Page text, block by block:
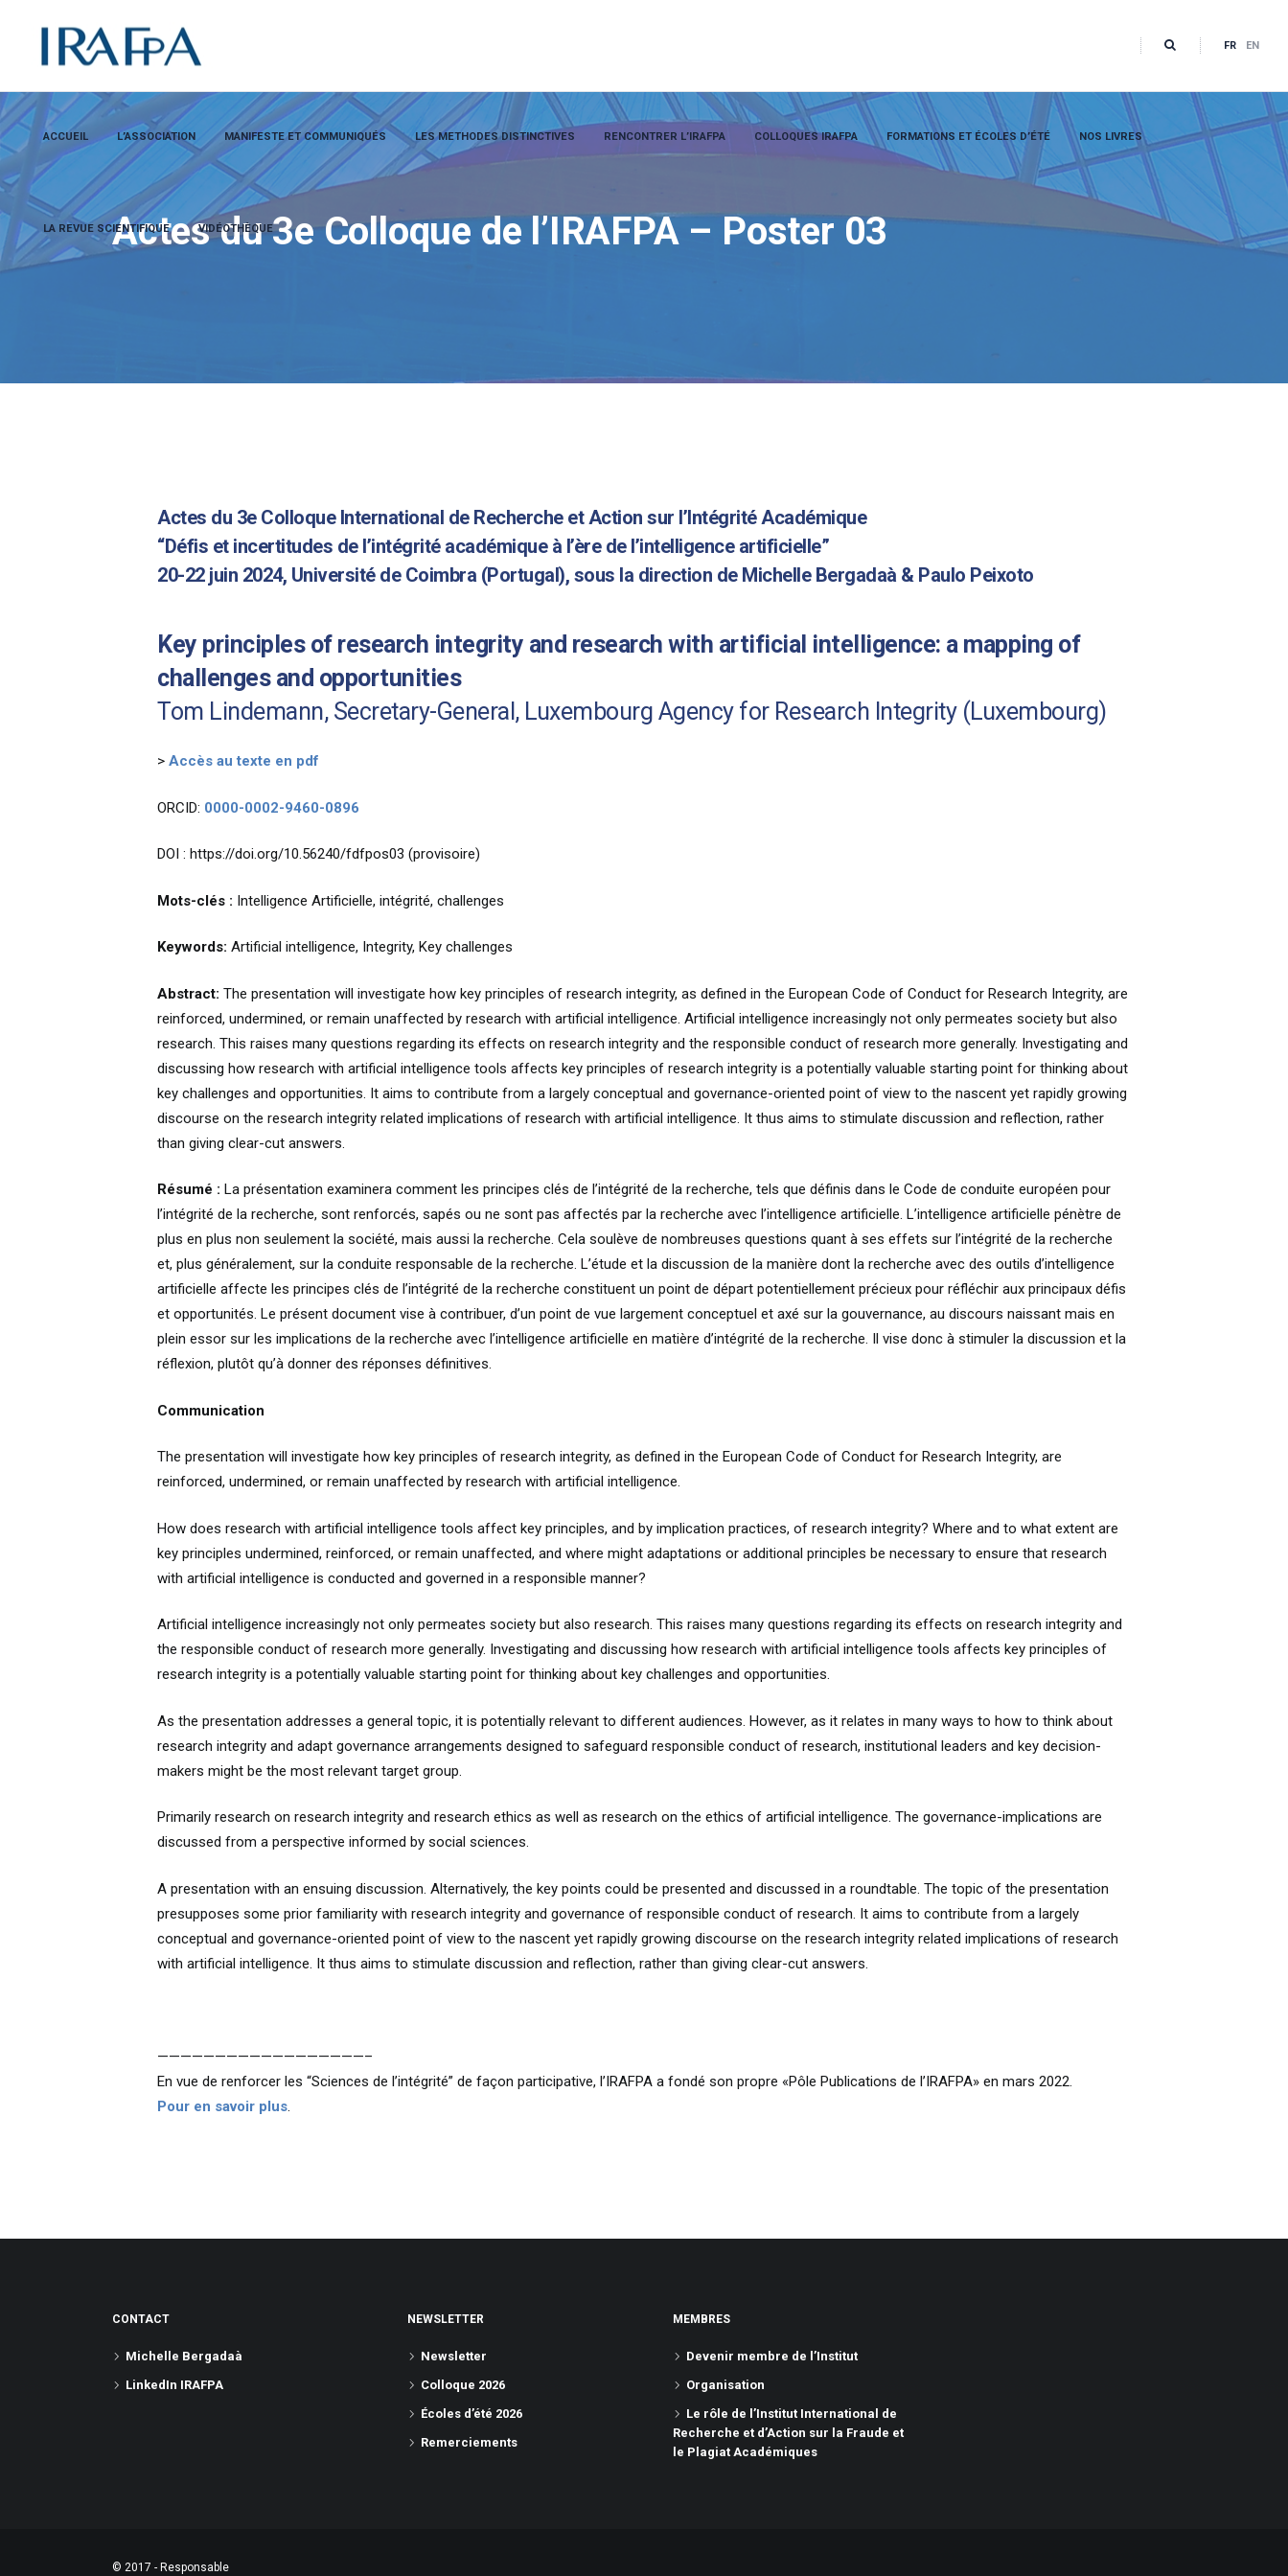
FR EN
ACCUEIL L’ASSOCIATION MANIFESTE ET COMMUNIQUÉS LES METHODES DISTINCTIVES RENCONTRER L’IRAFPA COLLOQUES IRAFPA FORMATIONS ET ÉCOLES D’ÉTÉ NOS LIVRES
LA REVUE SCIENTIFIQUE VIDÉOTHÈQUE
Actes du 3e Colloque de l’IRAFPA – Poster 03
Actes du 3e Colloque International de Recherche et Action sur l’Intégrité Académique
“Défis et incertitudes de l’intégrité académique à l’ère de l’intelligence artificielle”
20-22 juin 2024, Université de Coimbra (Portugal), sous la direction de Michelle Bergadaà & Paulo Peixoto
Key principles of research integrity and research with artificial intelligence: a mapping of
challenges and opportunities
Tom Lindemann, Secretary-General, Luxembourg Agency for Research Integrity (Luxembourg)
>Accès au texte en pdf
ORCID: 0000-0002-9460-0896
DOI : https://doi.org/10.56240/fdfpos03 (provisoire)
Mots-clés : Intelligence Artificielle, intégrité, challenges
Keywords: Artificial intelligence, Integrity, Key challenges
Abstract: The presentation will investigate how key principles of research integrity, as defined in the European Code of Conduct for Research Integrity, are
reinforced, undermined, or remain unaffected by research with artificial intelligence. Artificial intelligence increasingly not only permeates society but also
research. This raises many questions regarding its effects on research integrity and the responsible conduct of research more generally. Investigating and
discussing how research with artificial intelligence tools affects key principles of research integrity is a potentially valuable starting point for thinking about
key challenges and opportunities. It aims to contribute from a largely conceptual and governance-oriented point of view to the nascent yet rapidly growing
discourse on the research integrity related implications of research with artificial intelligence. It thus aims to stimulate discussion and reflection, rather
than giving clear-cut answers.
Résumé : La présentation examinera comment les principes clés de l’intégrité de la recherche, tels que définis dans le Code de conduite européen pour
l’intégrité de la recherche, sont renforcés, sapés ou ne sont pas affectés par la recherche avec l’intelligence artificielle. L’intelligence artificielle pénètre de
plus en plus non seulement la société, mais aussi la recherche. Cela soulève de nombreuses questions quant à ses effets sur l’intégrité de la recherche
et, plus généralement, sur la conduite responsable de la recherche. L’étude et la discussion de la manière dont la recherche avec des outils d’intelligence
artificielle affecte les principes clés de l’intégrité de la recherche constituent un point de départ potentiellement précieux pour réfléchir aux principaux défis
et opportunités. Le présent document vise à contribuer, d’un point de vue largement conceptuel et axé sur la gouvernance, au discours naissant mais en
plein essor sur les implications de la recherche avec l’intelligence artificielle en matière d’intégrité de la recherche. Il vise donc à stimuler la discussion et la
réflexion, plutôt qu’à donner des réponses définitives.
Communication
The presentation will investigate how key principles of research integrity, as defined in the European Code of Conduct for Research Integrity, are
reinforced, undermined, or remain unaffected by research with artificial intelligence.
How does research with artificial intelligence tools affect key principles, and by implication practices, of research integrity? Where and to what extent are
key principles undermined, reinforced, or remain unaffected, and where might adaptations or additional principles be necessary to ensure that research
with artificial intelligence is conducted and governed in a responsible manner?
Artificial intelligence increasingly not only permeates society but also research. This raises many questions regarding its effects on research integrity and
the responsible conduct of research more generally. Investigating and discussing how research with artificial intelligence tools affects key principles of
research integrity is a potentially valuable starting point for thinking about key challenges and opportunities.
As the presentation addresses a general topic, it is potentially relevant to different audiences. However, as it relates in many ways to how to think about
research integrity and adapt governance arrangements designed to safeguard responsible conduct of research, institutional leaders and key decision-
makers might be the most relevant target group.
Primarily research on research integrity and research ethics as well as research on the ethics of artificial intelligence. The governance-implications are
discussed from a perspective informed by social sciences.
A presentation with an ensuing discussion. Alternatively, the key points could be presented and discussed in a roundtable. The topic of the presentation
presupposes some prior familiarity with research integrity and governance of responsible conduct of research. It aims to contribute from a largely
conceptual and governance-oriented point of view to the nascent yet rapidly growing discourse on the research integrity related implications of research
with artificial intelligence. It thus aims to stimulate discussion and reflection, rather than giving clear-cut answers.
——————————————————–
En vue de renforcer les “Sciences de l’intégrité” de façon participative, l’IRAFPA a fondé son propre «Pôle Publications de l’IRAFPA» en mars 2022.
Pour en savoir plus.
CONTACT
Michelle Bergadaà
LinkedIn IRAFPA
NEWSLETTER
Newsletter
Colloque 2026
Écoles d’été 2026
Remerciements
MEMBRES
Devenir membre de l’Institut
Organisation
Le rôle de l’Institut International de
Recherche et d’Action sur la Fraude et
le Plagiat Académiques
© 2017 - Responsable